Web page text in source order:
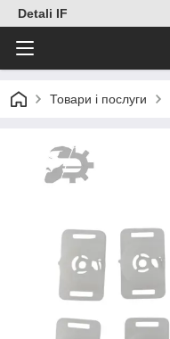
Detali IF
Товари і послуги